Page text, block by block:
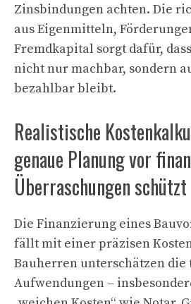
Zinsbindungen achten. Die
aus Eigenmitteln,
Fremdkapital sorgt dafür,
nicht nur machbar, sondern
bezahlbar bleibt.
Realistische
genaue Planung vor
Überraschungen schützt
Die Finanzierung eines
fällt mit einer präzisen
Bauherren unterschätzen
Aufwendungen –